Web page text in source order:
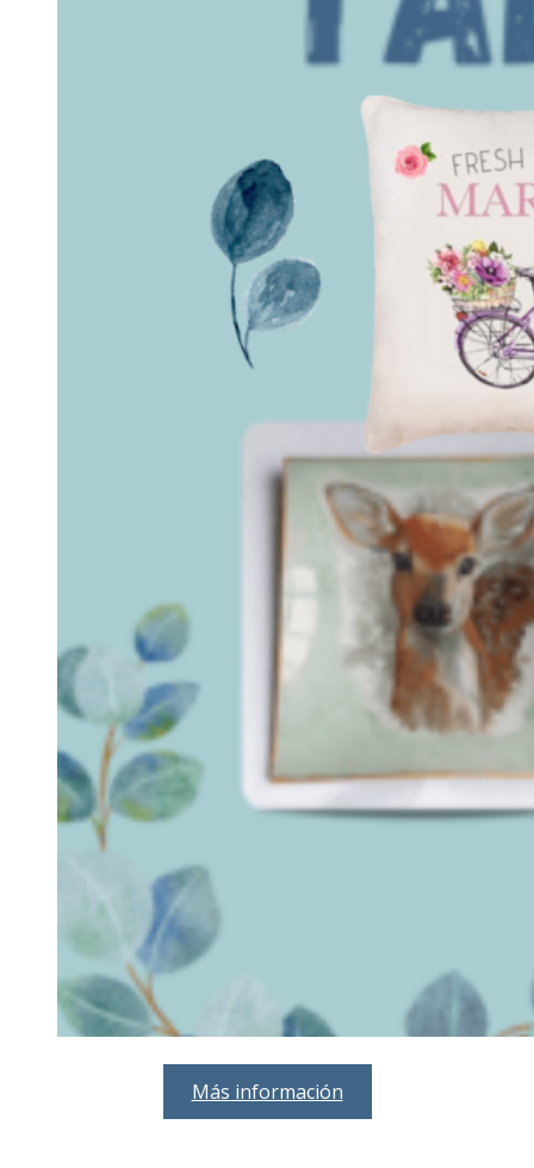
Más información